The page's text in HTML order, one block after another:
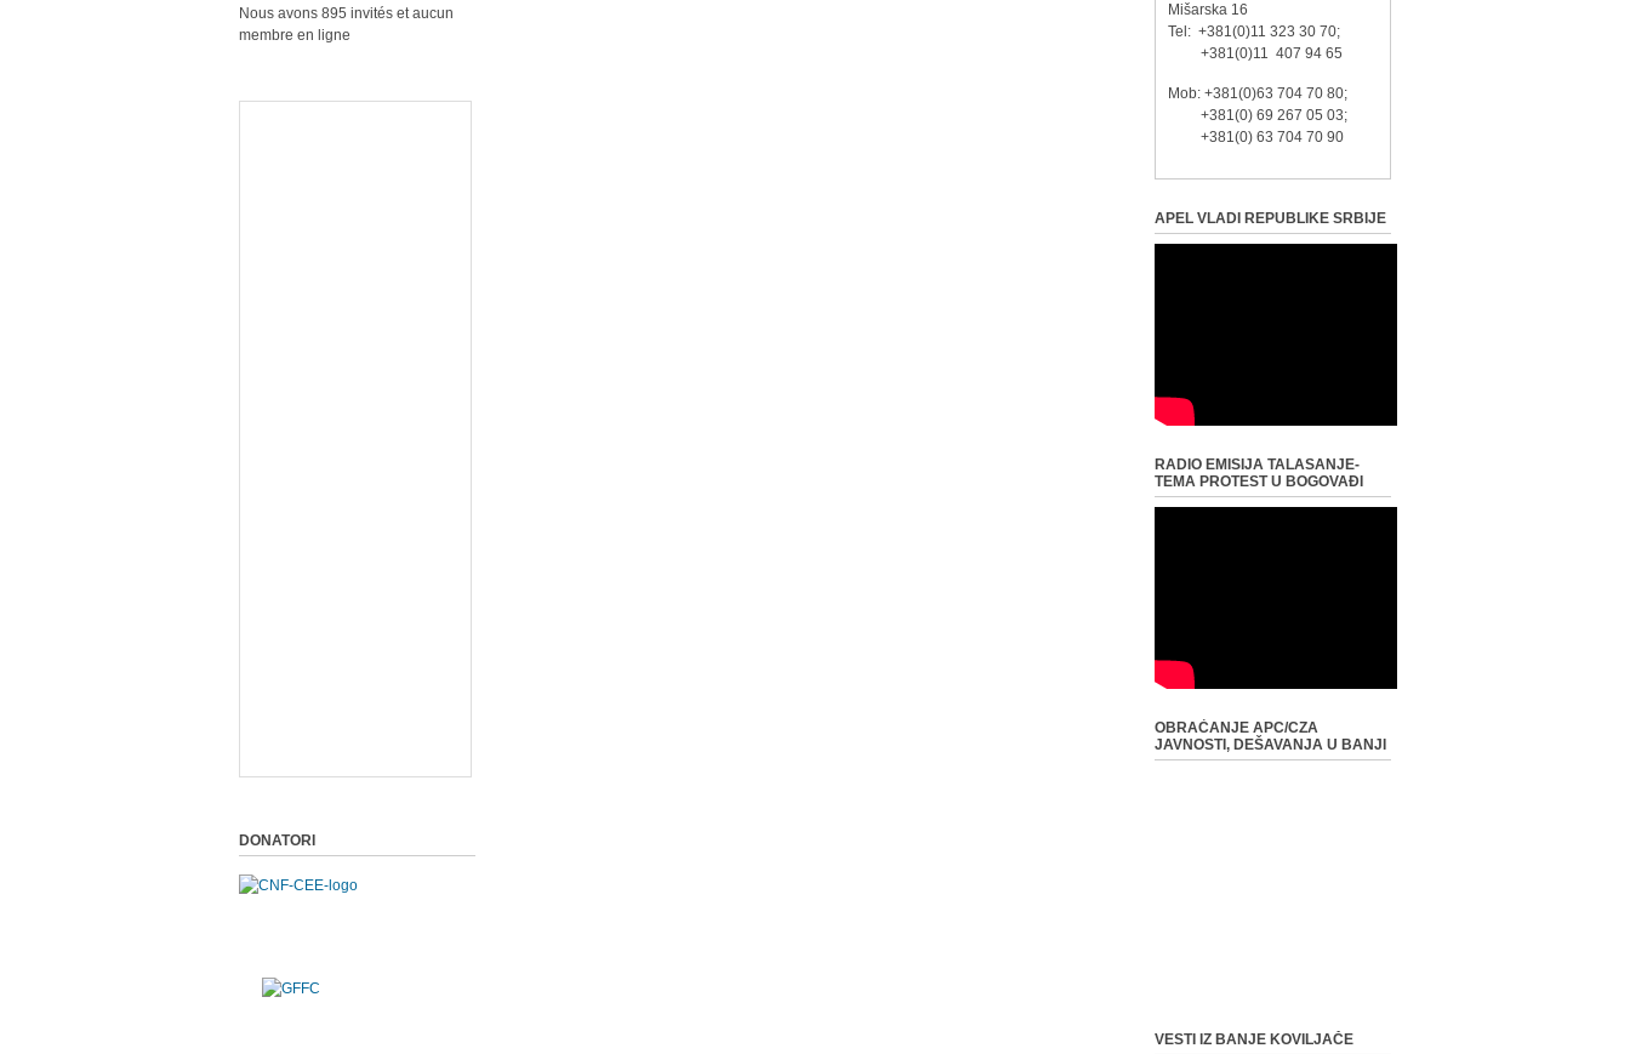
Nous avons 895 invités et aucun
membre en ligne
DONATORI
Mišarska 16
Tel: +381(0)11 323 30 70;
+381(0)11 407 94 65
Mob: +381(0)63 704 70 80;
+381(0) 69 267 05 03;
+381(0) 63 704 70 90
APEL VLADI REPUBLIKE SRBIJE
RADIO EMISIJA TALASANJE-
TEMA PROTEST U BOGOVAĐI
OBRAĆANJE APC/CZA
JAVNOSTI, DEŠAVANJA U BANJI
VESTI IZ BANJE KOVILJAČE